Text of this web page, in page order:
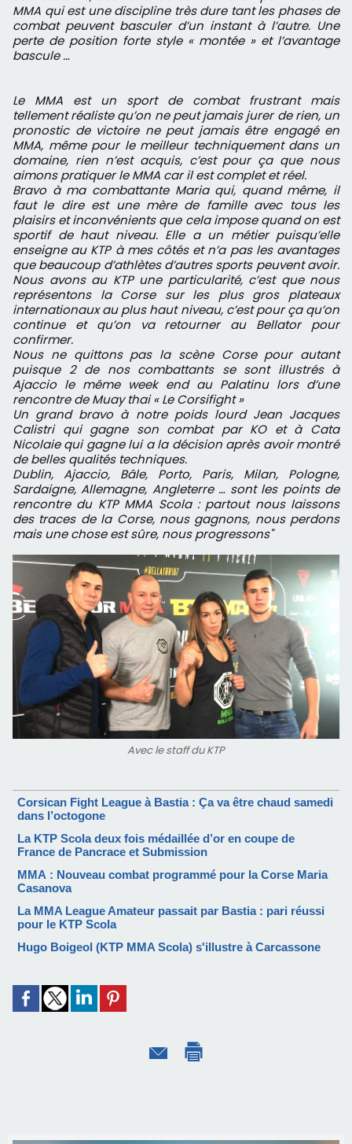
MMA qui est une discipline très dure tant les phases de
combat peuvent basculer d’un instant à l’autre. Une
perte de position forte style « montée » et l’avantage
bascule …
Le MMA est un sport de combat frustrant mais
tellement réaliste qu’on ne peut jamais jurer de rien, un
pronostic de victoire ne peut jamais être engagé en
MMA, même pour le meilleur techniquement dans un
domaine, rien n’est acquis, c’est pour ça que nous
aimons pratiquer le MMA car il est complet et réel.
Bravo à ma combattante Maria qui, quand même, il
faut le dire est une mère de famille avec tous les
plaisirs et inconvénients que cela impose quand on est
sportif de haut niveau. Elle a un métier puisqu’elle
enseigne au KTP à mes côtés et n’a pas les avantages
que beaucoup d’athlètes d’autres sports peuvent avoir.
Nous avons au KTP une particularité, c’est que nous
représentons la Corse sur les plus gros plateaux
internationaux au plus haut niveau, c’est pour ça qu’on
continue et qu’on va retourner au Bellator pour
confirmer.
Nous ne quittons pas la scène Corse pour autant
puisque 2 de nos combattants se sont illustrés à
Ajaccio le même week end au Palatinu lors d’une
rencontre de Muay thai « Le Corsifight »
Un grand bravo à notre poids lourd Jean Jacques
Calistri qui gagne son combat par KO et à Cata
Nicolaie qui gagne lui a la décision après avoir montré
de belles qualités techniques.
Dublin, Ajaccio, Bâle, Porto, Paris, Milan, Pologne,
Sardaigne, Allemagne, Angleterre … sont les points de
rencontre du KTP MMA Scola : partout nous laissons
des traces de la Corse, nous gagnons, nous perdons
mais une chose est sûre, nous progressons"
Avec le staff du KTP
Corsican Fight League à Bastia : Ça va être chaud samedi
dans l’octogone
La KTP Scola deux fois médaillée d’or en coupe de
France de Pancrace et Submission
MMA : Nouveau combat programmé pour la Corse Maria
Casanova
La MMA League Amateur passait par Bastia : pari réussi
pour le KTP Scola
Hugo Boigeol (KTP MMA Scola) s'illustre à Carcassone